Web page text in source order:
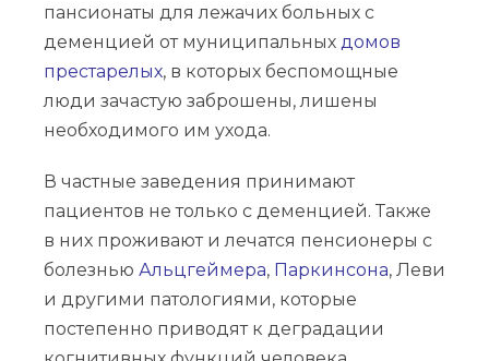
пансионаты для лежачих больных с
деменцией от муниципальных домов
престарелых, в которых беспомощные
люди зачастую заброшены, лишены
необходимого им ухода.
В частные заведения принимают
пациентов не только с деменцией. Также
в них проживают и лечатся пенсионеры с
болезнью Альцгеймера, Паркинсона, Леви
и другими патологиями, которые
постепенно приводят к деградации